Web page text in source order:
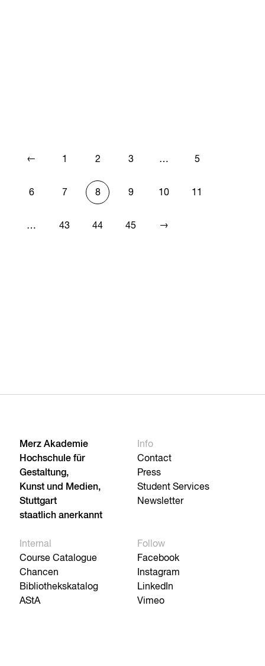
← 1 2 3 … 5
6 7 8 9 10 11
… 43 44 45 →
Merz Akademie
Hochschule für
Gestaltung,
Kunst und Medien,
Stuttgart
staatlich anerkannt
Info
Contact
Press
Student Services
Newsletter
Internal
Course Catalogue
Chancen
Bibliothekskatalog
AStA
Follow
Facebook
Instagram
LinkedIn
Vimeo